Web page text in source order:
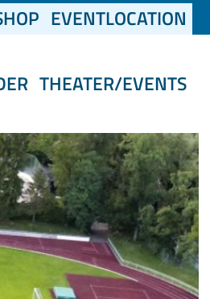
EVENTLOCATION
THEATER/EVENTS